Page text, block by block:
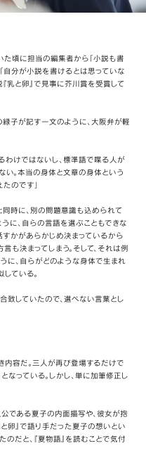
た頃に担当の編集者から「小説も書
自分が小説を書けるとは思っていな
乳と卵』で見事に芥川賞を受賞して
子が記す一文のように、大阪弁が軽
わけではないし、標準語で喋る人が
。本当の身体と文章の身体という
のです」
時に、別の問題意識も込められて
に、自らの言語を選ぶこともできな
すかがあらかじめ決まっているから
も決まってしまう。そして、それは例
に、自らがどのような身体で生まれ
ている。
致していたので、選べない言葉とし
内容だ。三人が再び登場するだけで
なっている。しかし、単に加筆修正し
公である夏子の内面描写や、彼女が抱
卵』で語り手だった夏子の想いとい
だと、『夏物語』を読むことで気付